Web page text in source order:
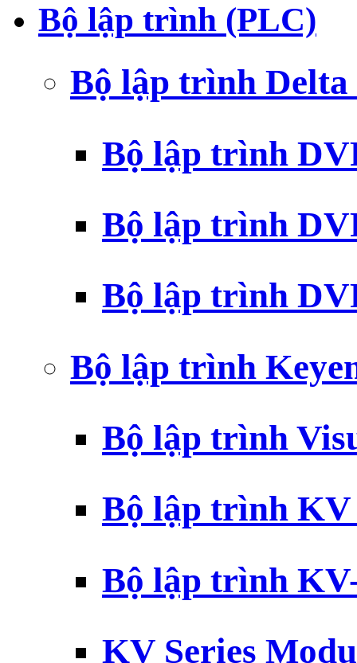
Bộ lập trình (PLC)
Bộ lập trình
Bộ lập trình
Bộ lập trình
Bộ lập trình
Bộ lập trình
Bộ lập trình
Bộ lập trình
Bộ lập trình
KV Series